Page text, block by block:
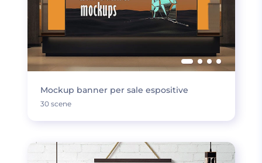
Mockup banner per sale espositive
30 scene